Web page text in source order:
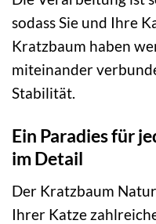
sodass Sie und Ihre
Kratzbaum haben
miteinander
Stabilität.
Ein Paradies für
im Detail
Der Kratzbaum
Ihrer Katze